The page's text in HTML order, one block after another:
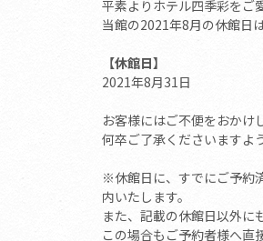
平素よりホテル四季彩をご
当館の2021年8月の休館日
【休館日】
2021年8月31日
お客様にはご不便をおかけ
何卒ご了承くださいますよ
※休館日に、すでにご予約
内いたします。
また、記載の休館日以外に
この場合もご予約者様へ直